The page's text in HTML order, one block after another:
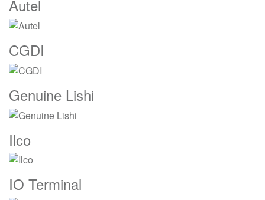
Autel
CGDI
Genuine Lishi
Ilco
IO Terminal